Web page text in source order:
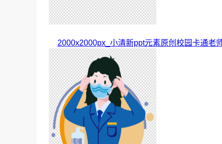
2000x2000px_小清新ppt元素原创校园卡通老